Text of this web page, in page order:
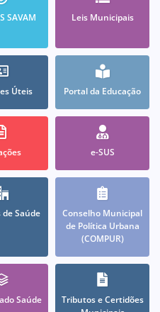
SAVAM Leis Municipais
Úteis Portal da Educação
e-SUS
de Saúde
Conselho Municipal
de Política Urbana
(COMPUR)
Saúde
Tributos e Certidões